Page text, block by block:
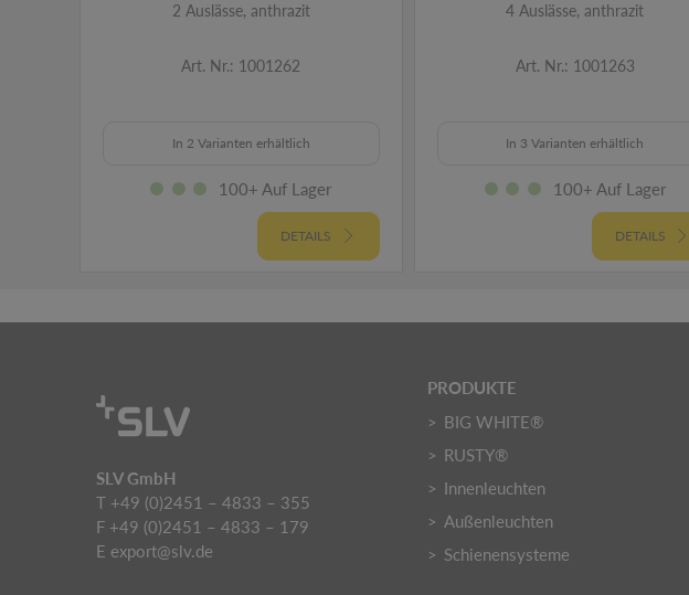
2 Auslässe, anthrazit
Art. Nr.: 1001262
In 2 Varianten erhältlich
100+ Auf Lager
DETAILS
4 Auslässe, anthrazit
Art. Nr.: 1001263
In 3 Varianten erhältlich
100+ Auf Lager
DETAILS
SLV GmbH
T +49 (0)2451 – 4833 – 355
F +49 (0)2451 – 4833 – 179
E export@slv.de
PRODUKTE
BIG WHITE®
RUSTY®
Innenleuchten
Außenleuchten
Schienensysteme